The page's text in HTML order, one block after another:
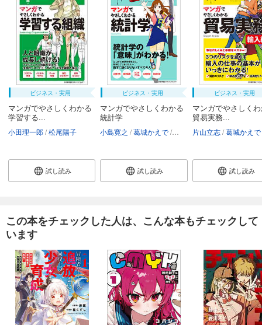
ビジネス・実用
マンガでやさしくわかる
学習する...
小田理一郎 松尾陽子
試し読み
ビジネス・実用
マンガでやさしくわかる
統計学
小島寛之 葛城かえで 薙澤なお
試し読み
ビジネス・実用
マンガでやさしく
貿易実務...
片山立志 葛城かえで
試し読み
この本をチェックした人は、こんな本もチェックして
います